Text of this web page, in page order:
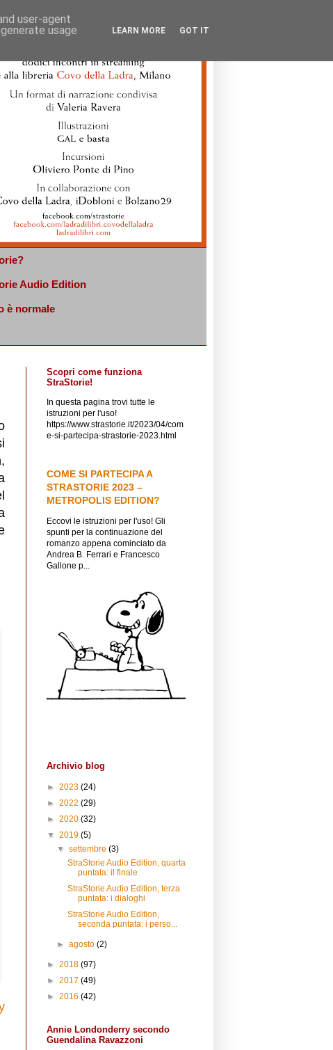
Audio Edition
è normale
Scopri come funziona
StraStorie!
In questa pagina trovi tutte le
istruzioni per l'uso!
https://www.strastorie.it/2023/04/com
e-si-partecipa-strastorie-2023.html
COME SI PARTECIPA A
STRASTORIE 2023 –
METROPOLIS EDITION?
Eccovi le istruzioni per l'uso! Gli
spunti per la continuazione del
romanzo appena cominciato da
Andrea B. Ferrari e Francesco
Gallone p...
Archivio blog
► 2023 (24)
► 2022 (29)
► 2020 (32)
▼ 2019 (5)
▼settembre(3)
StraStorie Audio Edition, quarta
puntata: il finale
StraStorie Audio Edition, terza
puntata: i dialoghi
StraStorie Audio Edition,
seconda puntata: i perso...
►agosto(2)
► 2018 (97)
► 2017 (49)
► 2016 (42)
Annie Londonderry secondo
Guendalina Ravazzoni
user-agent
usage
LEARN MORE GOT IT